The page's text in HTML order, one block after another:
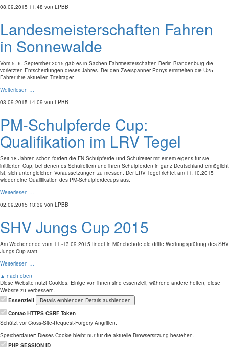
08.09.2015 11:48 von LPBB
Landesmeisterschaften Fahren
in Sonnewalde
Vom 5.-6. September 2015 gab es in Sachen Fahrmeisterschaften Berlin-Brandenburg die
vorletzten Entscheidungen dieses Jahres. Bei den Zweispänner Ponys ermittelten die U25-
Fahrer ihre aktuellen Titelträger.
Weiterlesen …
03.09.2015 14:09 von LPBB
PM-Schulpferde Cup:
Qualifikation im LRV Tegel
Seit 18 Jahren schon fördert die FN Schulpferde und Schulreiter mit einem eigens für sie
initiierten Cup, bei denen es Schulreitern und ihren Schulpferden in ganz Deutschland ermöglicht
ist, sich unter gleichen Voraussetzungen zu messen. Der LRV Tegel richtet am 11.10.2015
wieder eine Qualifikation des PM-Schulpferdecups aus.
Weiterlesen …
02.09.2015 13:39 von LPBB
SHV Jungs Cup 2015
Am Wochenende vom 11.-13.09.2015 findet in Münchehofe die dritte Wertungsprüfung des SHV
Jungs Cup statt.
Weiterlesen …
▲ nach oben
Diese Website nutzt Cookies. Einige von ihnen sind essenziell, während andere helfen, diese
Website zu verbessern.
Essenziell
Details einblenden Details ausblenden
Contao HTTPS CSRF Token
Schützt vor Cross-Site-Request-Forgery Angriffen.
Speicherdauer: Dieses Cookie bleibt nur für die aktuelle Browsersitzung bestehen.